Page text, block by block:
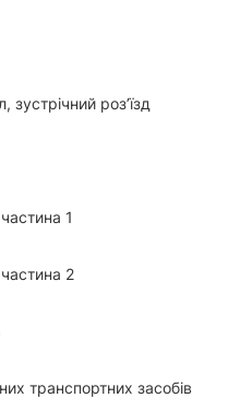
зустрічний роз’їзд
1
2
транспортних засобів